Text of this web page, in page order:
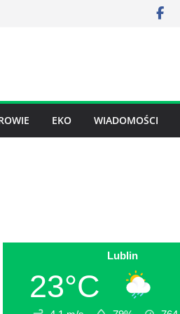
EKO WIADOMOŚCI
Lublin
23°C